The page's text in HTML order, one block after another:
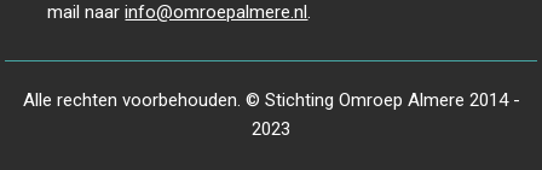
mail naarinfo@omroepalmere.nl.
Alle rechten voorbehouden. © Stichting Omroep Almere 2014 -
2023